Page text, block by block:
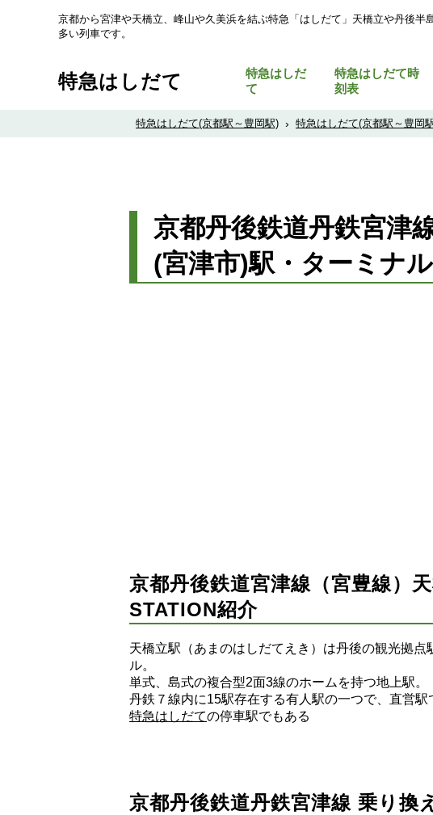
京都から宮津や天橋立、峰山や久美浜を結ぶ特急「はしだて」天橋立や丹後
多い列車です。
特急はしだて
特急はしだ
て
特急はしだて時
刻表
特急はしだて(京都駅～豊岡駅) › 特急はしだて(京都駅～豊岡
京都丹後鉄道丹鉄宮津
(宮津市)駅・ターミナ
京都丹後鉄道宮津線（宮豊線
STATION紹介
天橋立駅（あまのはしだてえき）は丹後の観光拠
ル。
単式、島式の複合型2面3線のホームを持つ地上駅。
丹鉄７線内に15駅存在する有人駅の一つで、直営駅
特急はしだての停車駅でもある
京都丹後鉄道丹鉄宮津線 乗り換